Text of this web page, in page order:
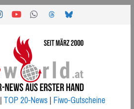
|TOP 20-News|Fiwo-Gutscheine